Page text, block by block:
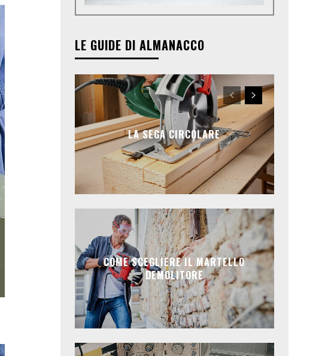
LE GUIDE DI ALMANACCO
LA SEGA CIRCOLARE
COME SCEGLIERE IL MARTELLO
DEMOLITORE